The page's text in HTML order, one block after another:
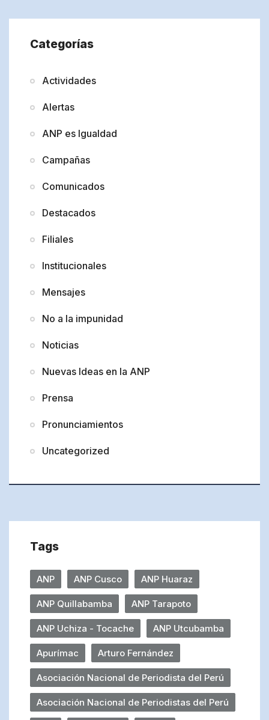
Categorías
Actividades
Alertas
ANP es Igualdad
Campañas
Comunicados
Destacados
Filiales
Institucionales
Mensajes
No a la impunidad
Noticias
Nuevas Ideas en la ANP
Prensa
Pronunciamientos
Uncategorized
Tags
ANP ANP Cusco ANP Huaraz
ANP Quillabamba ANP Tarapoto
ANP Uchiza - Tocache ANP Utcubamba
Apurímac Arturo Fernández
Asociación Nacional de Periodista del Perú
Asociación Nacional de Periodistas del Perú